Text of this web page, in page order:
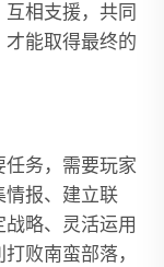
相支援，共同
能取得最终的
务，需要玩家
情报、建立联
略、灵活运用
败南蛮部落，